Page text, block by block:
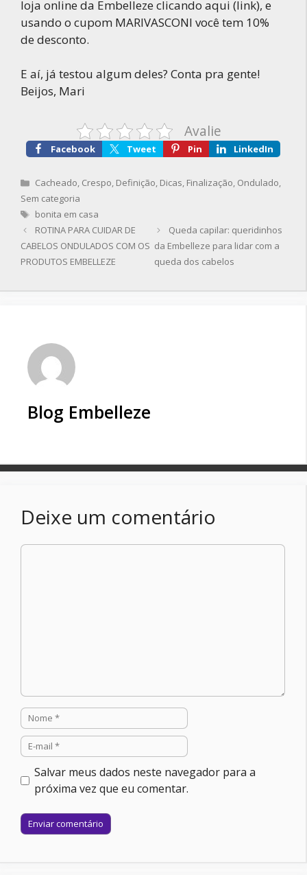
loja online da Embelleze clicando aqui (link), e
usando o cupom MARIVASCONI você tem 10%
de desconto.
E aí, já testou algum deles? Conta pra gente!
Beijos, Mari
Avalie
Facebook Tweet Pin LinkedIn
Categorias
Cacheado, Crespo, Definição, Dicas, Finalização, Ondulado,
Sem categoria
Tags
bonita em casa
ROTINA PARA CUIDAR DE
CABELOS ONDULADOS COM OS
PRODUTOS EMBELLEZE
Queda capilar: queridinhos
da Embelleze para lidar com a
queda dos cabelos
Blog Embelleze
Deixe um comentário
Comentário
Nome
E-
mail
Salvar meus dados neste navegador para a
próxima vez que eu comentar.
Site